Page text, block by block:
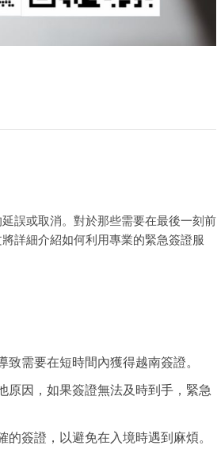
誤或取消。對於那些需要在最後一刻前
詳細介紹如何利用專業的緊急簽證服
需要在短時間內獲得越南簽證。
原因，如果簽證無法及時到手，緊急
簽證，以避免在入境時遇到麻煩。